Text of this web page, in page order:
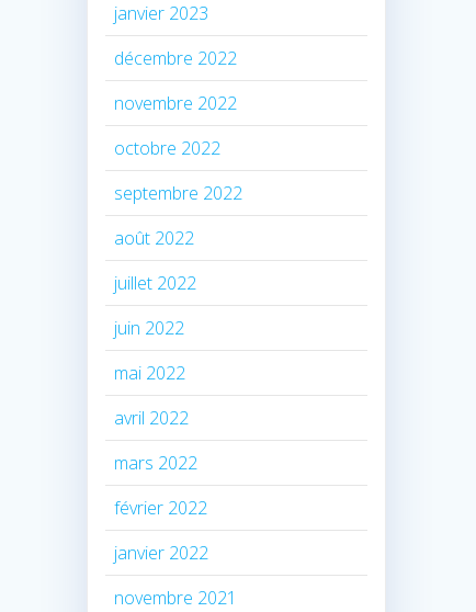
janvier 2023
décembre 2022
novembre 2022
octobre 2022
septembre 2022
août 2022
juillet 2022
juin 2022
mai 2022
avril 2022
mars 2022
février 2022
janvier 2022
novembre 2021